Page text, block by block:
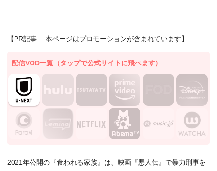
【PR記事 本ページはプロモーションが含まれています】
配信VOD一覧（タップで公式サイトに飛べます）
2021年公開の『食われる家族』は、映画『悪人伝』で暴力刑事を